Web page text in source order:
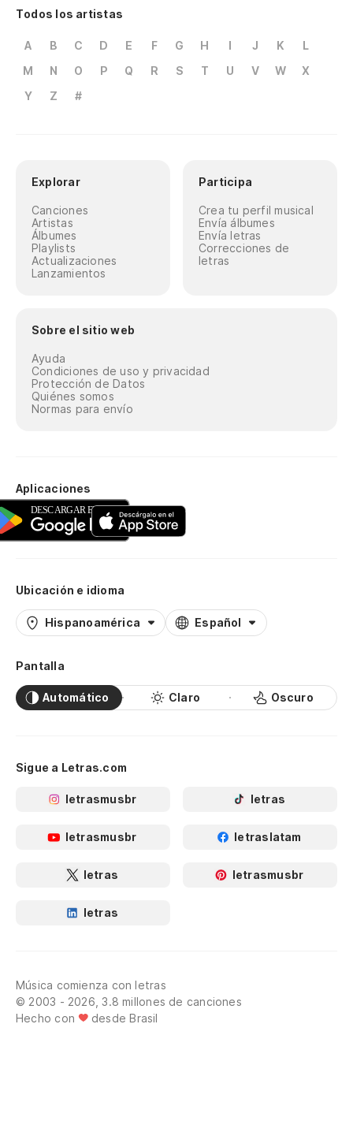
Todos los artistas
A B C D E F G H I J K
L
M
N O P Q R S T U V W
X
Y
Z #
Explorar
Canciones
Artistas
Álbumes
Playlists
Actualizaciones
Lanzamientos
Participa
Crea tu perfil musical
Envía álbumes
Envía letras
Correcciones de
letras
Sobre el sitio web
Ayuda
Condiciones de uso y privacidad
Protección de Datos
Quiénes somos
Normas para envío
Aplicaciones
Ubicación e idioma
Hispanoamérica Español
Pantalla
Automático Claro Oscuro
Sigue a Letras.com
letrasmusbr letras
letrasmusbr letraslatam
letras letrasmusbr
letras
Música comienza con letras
© 2003 - 2026, 3.8 millones de canciones
Hecho con
desde Brasil